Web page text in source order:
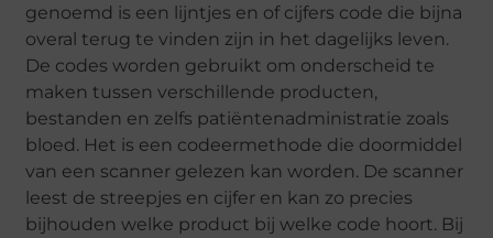
genoemd is een lijntjes en of cijfers code die bijna
overal terug te vinden zijn in het dagelijks leven.
De codes worden gebruikt om onderscheid te
maken tussen verschillende producten,
bestanden en zelfs patiëntenadministratie zoals
bloed. Het is een codeermethode die doormiddel
van een scanner gelezen kan worden. De scanner
leest de streepjes en cijfer en kan zo precies
bijhouden welke product bij welke code hoort. Bij